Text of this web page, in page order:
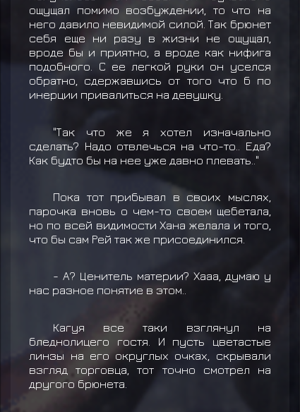
ощущал помимо возбуждении, то что на
него давило невидимой силой. Так брюнет
себя еще ни разу в жизни не ощущал,
вроде бы и приятно, а вроде как нифига
подобного. С ее легкой руки он уселся
обратно, сдержавшись от того что б по
инерции привалиться на девушку.
"Так что же я хотел изначально
сделать? Надо отвлечься на что-то.. Еда?
Как будто бы на нее уже давно плевать.."
Пока тот прибывал в своих мыслях,
парочка вновь о чем-то своем щебетала,
но по всей видимости Хана желала и того,
что бы сам Рей так же присоединился.
- А? Ценитель материи? Хааа, думаю у
нас разное понятие в этом..
Кагуя все таки взглянул на
бледнолицего гостя. И пусть цветастые
линзы на его округлых очках, скрывали
взгляд торговца, тот точно смотрел на
другого брюнета.